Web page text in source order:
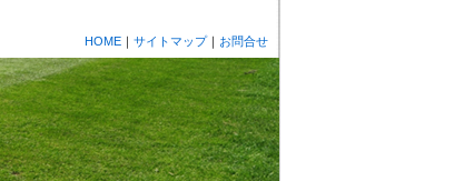
HOME ｜ サイトマップ｜ お問合せ